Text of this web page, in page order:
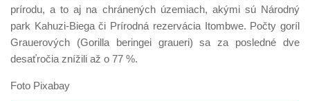
prírodu, a to aj na chránených územiach, akými sú Národný
park Kahuzi-Biega či Prírodná rezervácia Itombwe. Počty goríl
Grauerových (Gorilla beringei graueri) sa za posledné dve
desaťročia znížili až o 77 %.
Foto Pixabay